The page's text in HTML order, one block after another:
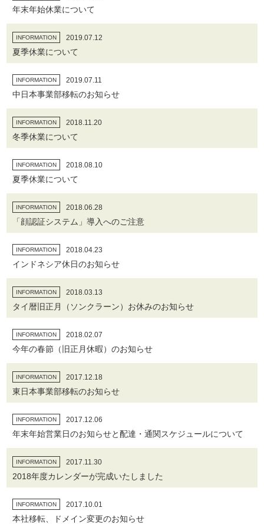
年末年始休業について
INFORMATION 2019.07.12
夏季休業について
INFORMATION 2019.07.11
中日本事業部移転のお知らせ
INFORMATION 2018.11.20
冬季休業について
INFORMATION 2018.08.10
夏季休業について
INFORMATION 2018.06.28
「顔認証システム」導入へのご注意
INFORMATION 2018.04.23
インドネシア休日のお知らせ
INFORMATION 2018.03.13
タイ暦旧正月（ソンクラーン）お休みのお知らせ
INFORMATION 2018.02.07
今年の春節（旧正月休暇）のお知らせ
INFORMATION 2017.12.18
東日本事業部移転のお知らせ
INFORMATION 2017.12.06
年末年始営業日のお知らせと配達・通関スケジュールについて
INFORMATION 2017.11.30
2018年度カレンダーが完成いたしました
INFORMATION 2017.10.01
本社移転、ドメイン変更のお知らせ